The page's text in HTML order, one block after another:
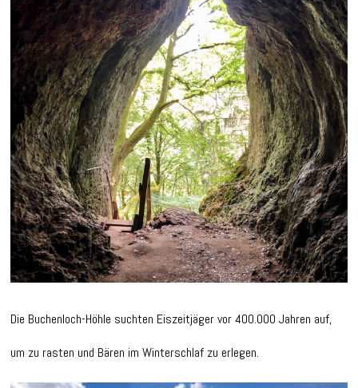
Die Buchenloch-Höhle suchten Eiszeitjäger vor 400.000 Jahren auf,
um zu rasten und Bären im Winterschlaf zu erlegen.